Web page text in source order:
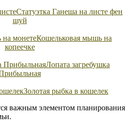
Статуэтка Ганеша на листе фен
шуй
Кошельковая мышь на
копеечке
Лопата загребушка
Золотая рыбка в кошелек
важным элементом планирования